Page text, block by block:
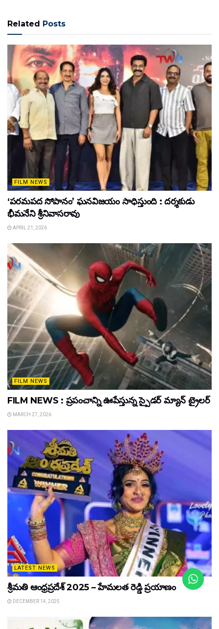
Related Posts
FILM NEWS
‘పరమపద సోపానం’ ఘనవిజయం సాధిస్తుంది : దర్శకుడు
భీమనేని శ్రీనివాసరావు
APRIL 21, 2026
FILM NEWS
FILM NEWS : ప్రపంచాన్ని ఊపేస్తున్న స్పైడర్ మ్యాన్ ట్రైలర్
MARCH 27, 2026
LATEST NEWS
శ్రీమతి ఆంధ్రప్రదేశ్ 2025 – హేమలత రెడ్డి ప్రయాణం
DECEMBER 14, 2025